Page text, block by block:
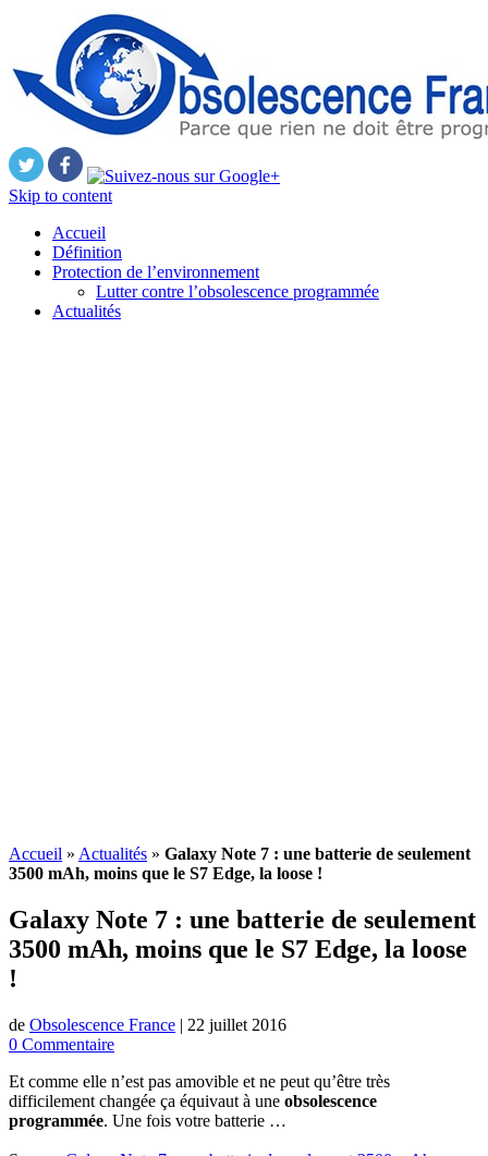
Skip to content
Accueil
Définition
Protection de l’environnement
Lutter contre l’obsolescence programmée
Actualités
Accueil » Actualités » Galaxy Note 7 : une batterie de seulement
3500 mAh, moins que le S7 Edge, la loose !
Galaxy Note 7 : une batterie de seulement
3500 mAh, moins que le S7 Edge, la loose
!
de Obsolescence France | 22 juillet 2016
0 Commentaire
Et comme elle n’est pas amovible et ne peut qu’être très
difficilement changée ça équivaut à une obsolescence
programmée. Une fois votre batterie …